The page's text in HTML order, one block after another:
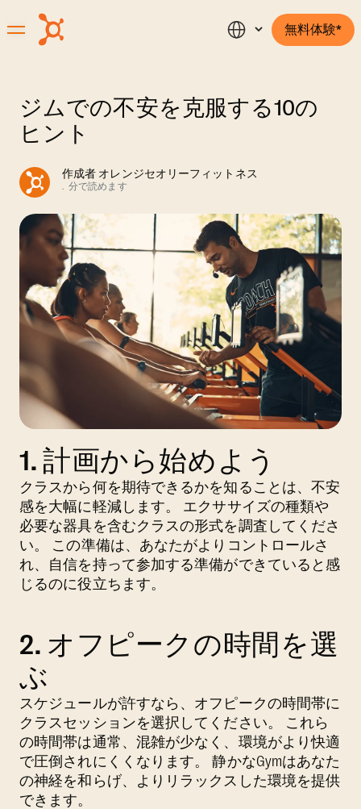
無料体験*
ジムでの不安を克服する10の
ヒント
作成者 オレンジセオリーフィットネス
. 分で読めます
1. 計画から始めよう
クラスから何を期待できるかを知ることは、不安
感を大幅に軽減します。 エクササイズの種類や
必要な器具を含むクラスの形式を調査してくださ
い。 この準備は、あなたがよりコントロールさ
れ、自信を持って参加する準備ができていると感
じるのに役立ちます。
2. オフピークの時間を選
ぶ
スケジュールが許すなら、オフピークの時間帯に
クラスセッションを選択してください。 これら
の時間帯は通常、混雑が少なく、環境がより快適
で圧倒されにくくなります。 静かなGymはあなた
の神経を和らげ、よりリラックスした環境を提供
できます。